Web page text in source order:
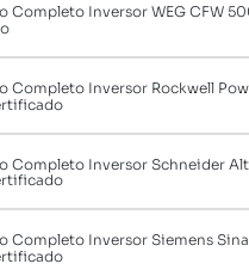
Completo Inversor WEG CFW
Completo Inversor Rockwell
Completo Inversor Schneider
Completo Inversor Siemens